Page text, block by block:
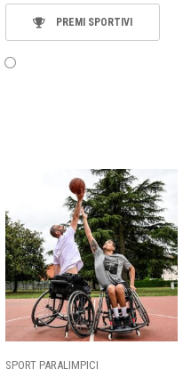
PREMI SPORTIVI
SPORT PARALIMPICI